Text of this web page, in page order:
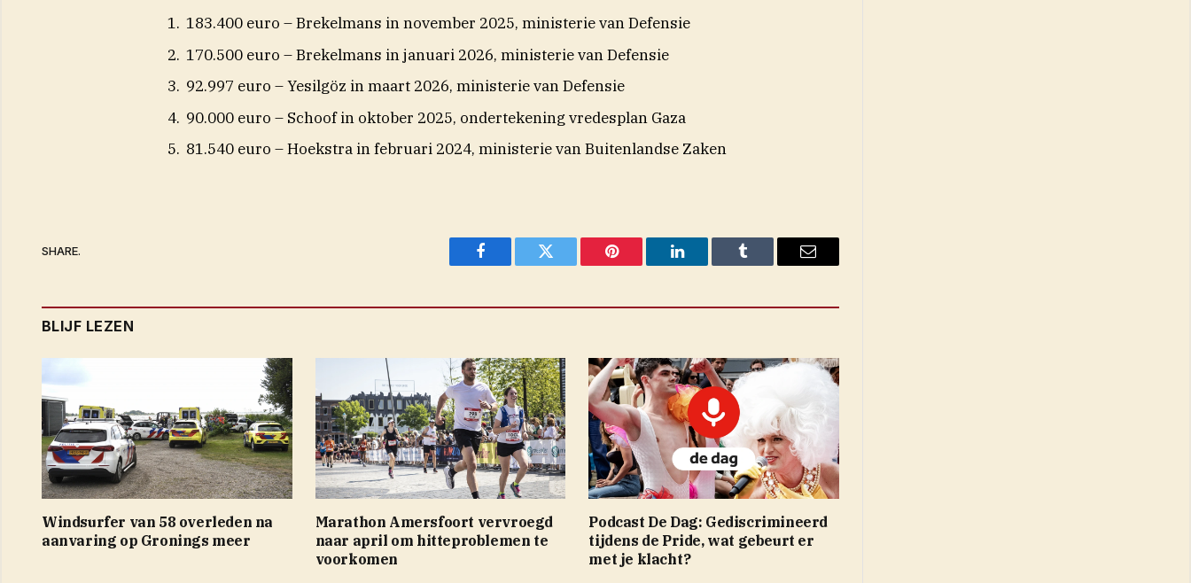
183.400 euro – Brekelmans in november 2025, ministerie van Defensie
170.500 euro – Brekelmans in januari 2026, ministerie van Defensie
92.997 euro – Yesilgöz in maart 2026, ministerie van Defensie
90.000 euro – Schoof in oktober 2025, ondertekening vredesplan Gaza
81.540 euro – Hoekstra in februari 2024, ministerie van Buitenlandse Zaken
SHARE.
Facebook Twitter Pinterest LinkedIn Tumblr Email
BLIJF LEZEN
Windsurfer van 58 overleden na
aanvaring op Gronings meer
Marathon Amersfoort vervroegd
naar april om hitteproblemen te
voorkomen
Podcast De Dag: Gediscrimineerd
tijdens de Pride, wat gebeurt er
met je klacht?